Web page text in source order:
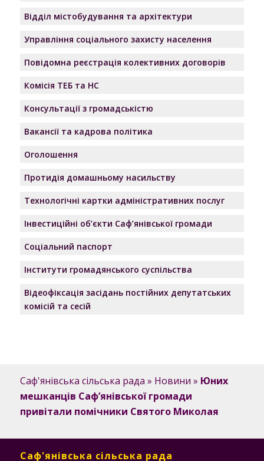
Відділ містобудування та архітектури
Управління соціального захисту населення
Повідомна реєстрація колективних договорів
Комісія ТЕБ та НС
Консультації з громадськістю
Вакансії та кадрова політика
Оголошення
Протидія домашньому насильству
Технологічні картки адміністративних послуг
Інвестиційні об’єкти Саф’янівської громади
Соціальний паспорт
Інститути громадянського суспільства
Відеофіксація засідань постійних депутатських
комісій та сесій
Саф'янівська сільська рада » Новини » Юних
мешканців Саф’янівської громади
привітали помічники Святого Миколая
Саф'янівська сільська рада